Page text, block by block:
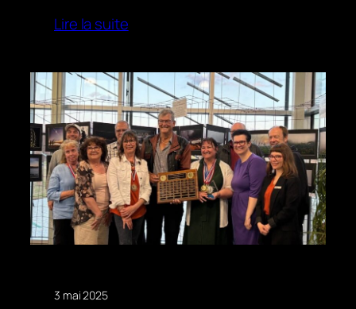
Lire la suite
3 mai 2025